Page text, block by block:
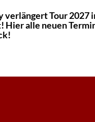
verlängert Tour 2027
Hier alle neuen